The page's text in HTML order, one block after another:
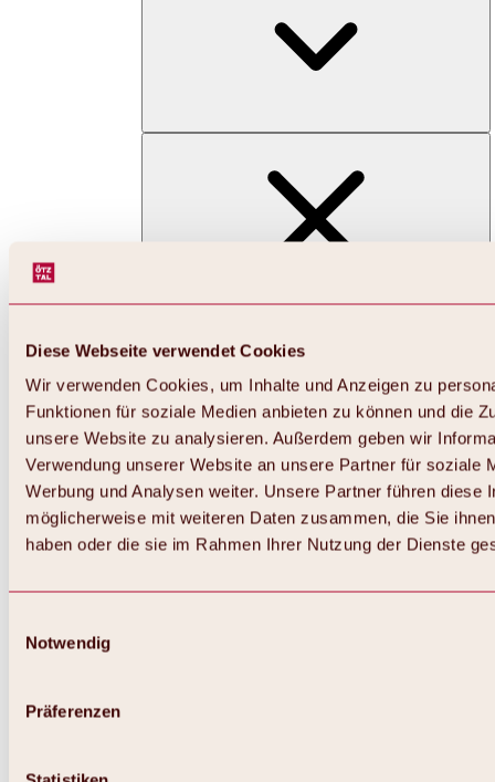
Diese Webseite verwendet Cookies
Wir verwenden Cookies, um Inhalte und Anzeigen zu
Funktionen für soziale Medien anbieten zu können und die
unsere Website zu analysieren. Außerdem geben wir
Verwendung unserer Website an unsere Partner für soziale
Werbung und Analysen weiter. Unsere Partner führen diese
möglicherweise mit weiteren Daten zusammen, die Sie
haben oder die sie im Rahmen Ihrer Nutzung der Dienste
Notwendig
Präferenzen